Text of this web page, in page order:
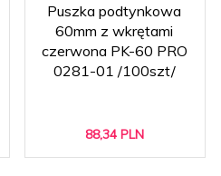
Puszka podtynkowa
60mm z wkrętami
czerwona PK-60 PRO
0281-01 /100szt/
88,34 PLN